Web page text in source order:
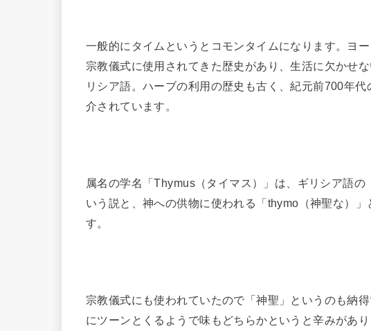
一般的にタイムというとコモンタイムになります。ヨ
宗教儀式に使用されてきた歴史があり、生活に欠かせ
リシア語。ハーブの利用の歴史も古く、紀元前700年
介されています。
属名の学名「Thymus（タイマス）」は、ギリシア語
いう説と、神への供物に使われる「thymo（神聖な）
す。
宗教儀式にも使われていたので「神聖」というのも納
にツーンとくるようで味もどちらかというと辛みがあ